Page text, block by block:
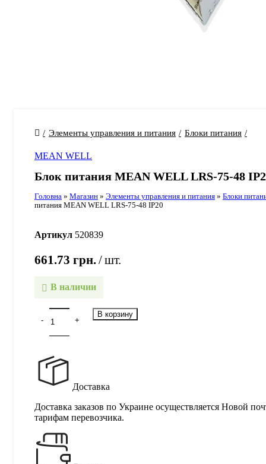
Элементы управления и питания Блоки питания
MEAN WELL
Блок питания MEAN WELL LRS-75-48
Головна » Магазин » Элементы управления и питания » Блоки
питания MEAN WELL LRS-75-48 IP20
Артикул 520839
661.73 грн. шт.
В наличии
В корзину
Доставка
Доставка заказов по Украине осуществляется Новой
тарифам перевозчика.